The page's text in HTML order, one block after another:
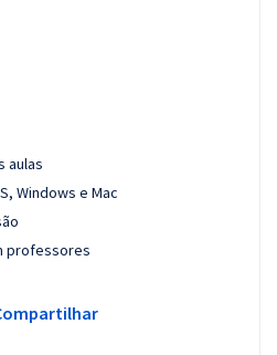
aulas
Windows e Mac
professores